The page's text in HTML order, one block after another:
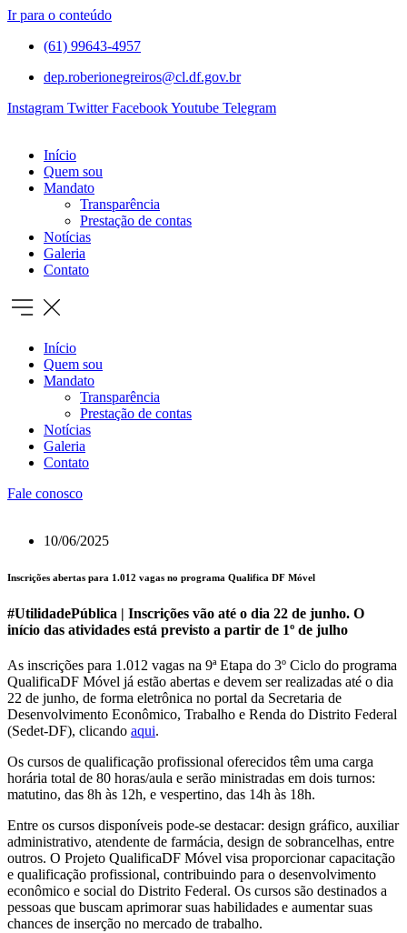
Ir para o conteúdo
(61) 99643-4957
dep.roberionegreiros@cl.df.gov.br
Instagram Twitter FacebookYoutube Telegram
Início
Quem sou
Mandato
Transparência
Prestação de contas
Notícias
Galeria
Contato
Início
Quem sou
Mandato
Transparência
Prestação de contas
Notícias
Galeria
Contato
Fale conosco
10/06/2025
Inscrições abertas para 1.012 vagas no programa Qualifica DF Móvel
#UtilidadePública | Inscrições vão até o dia 22 de junho. O
início das atividades está previsto a partir de 1º de julho
As inscrições para 1.012 vagas na 9ª Etapa do 3º Ciclo do programa
QualificaDF Móvel já estão abertas e devem ser realizadas até o dia
22 de junho, de forma eletrônica no portal da Secretaria de
Desenvolvimento Econômico, Trabalho e Renda do Distrito Federal
(Sedet-DF), clicando aqui.
Os cursos de qualificação profissional oferecidos têm uma carga
horária total de 80 horas/aula e serão ministradas em dois turnos:
matutino, das 8h às 12h, e vespertino, das 14h às 18h.
Entre os cursos disponíveis pode-se destacar: design gráfico, auxiliar
administrativo, atendente de farmácia, design de sobrancelhas, entre
outros. O Projeto QualificaDF Móvel visa proporcionar capacitação
e qualificação profissional, contribuindo para o desenvolvimento
econômico e social do Distrito Federal. Os cursos são destinados a
pessoas que buscam aprimorar suas habilidades e aumentar suas
chances de inserção no mercado de trabalho.